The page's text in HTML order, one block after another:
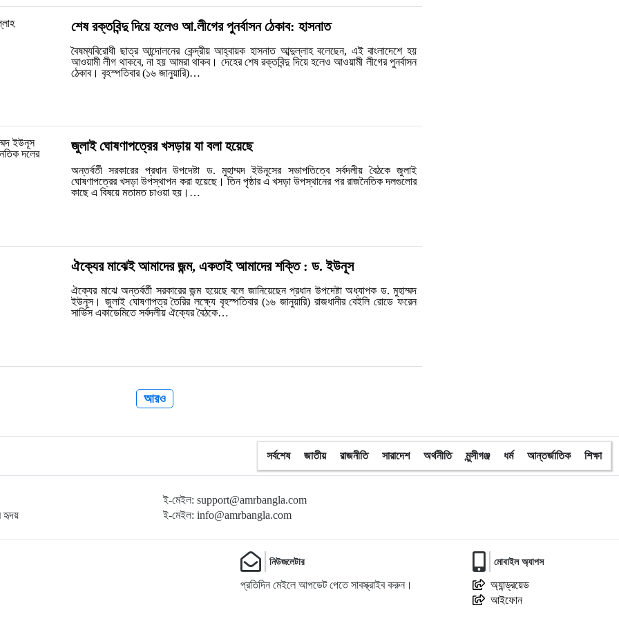
শেষ রক্তবিন্দু দিয়ে হলেও আ.লীগের পুনর্বাসন ঠেকাব: হাসনাত
বৈষম্যবিরোধী ছাত্র আন্দোলনের কেন্দ্রীয় আহ্বায়ক হাসনাত আব্দুল্লাহ বলেছেন, এই বাংলাদেশে হয়
আওয়ামী লীগ থাকবে, না হয় আমরা থাকব। দেহের শেষ রক্তবিন্দু দিয়ে হলেও আওয়ামী লীগের পুনর্বাসন
ঠেকাব। বৃহস্পতিবার (১৬ জানুয়ারি)…
জুলাই ঘোষণাপত্রের খসড়ায় যা বলা হয়েছে
অন্তর্বর্তী সরকারের প্রধান উপদেষ্টা ড. মুহাম্মদ ইউনূসের সভাপতিত্বে সর্বদলীয় বৈঠকে জুলাই
ঘোষণাপত্রের খসড়া উপস্থাপন করা হয়েছে। তিন পৃষ্ঠার এ খসড়া উপস্থানের পর রাজনৈতিক দলগুলোর
কাছে এ বিষয়ে মতামত চাওয়া হয়।…
ঐক্যের মাঝেই আমাদের জন্ম, একতাই আমাদের শক্তি : ড. ইউনূস
ঐক্যের মাঝে অন্তর্বর্তী সরকারের জন্ম হয়েছে বলে জানিয়েছেন প্রধান উপদেষ্টা অধ্যাপক ড. মুহাম্মদ
ইউনূস। জুলাই ঘোষণাপত্র তৈরির লক্ষ্যে বৃহস্পতিবার (১৬ জানুয়ারি) রাজধানীর বেইলি রোডে ফরেন
সার্ভিস একাডেমিতে সর্বদলীয় ঐক্যের বৈঠকে…
আরও
সর্বশেষ জাতীয় রাজনীতি সারাদেশ অর্থনীতি মুন্সীগঞ্জ ধর্ম আন্তর্জাতিক শিক্ষা
হৃদয়
ই-মেইল: support@amrbangla.com
ই-মেইল: info@amrbangla.com
নিউজলেটার
প্রতিদিন মেইলে আপডেট পেতে সাবস্ক্রাইব করুন।
মোবাইল অ্যাপস
অ্যান্ড্রয়েড
আইফোন